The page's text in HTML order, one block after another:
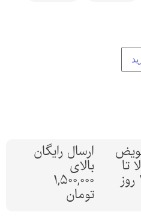
تا
ارسال رایگان
بالای
1,500,000
تومان